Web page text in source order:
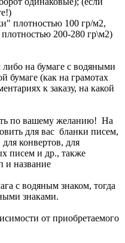
плотностью 100 гр/м2,
200-280 гр\м2)
на бумаге с водяными
бумаге (как на грамотах
к заказу, на какой
по вашему желанию! На
для вас бланки писем,
конвертов, для
писем и др., также
и название
с водяным знаком, тогда
знаками.
от приобретаемого